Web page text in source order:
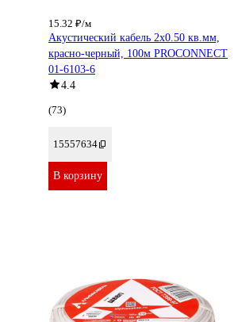
15.32 ₽/м
Акустический кабель 2х0.50 кв.мм,
красно-черный, 100м PROCONNECT
01-6103-6
4.4
(73)
15557634
В корзину